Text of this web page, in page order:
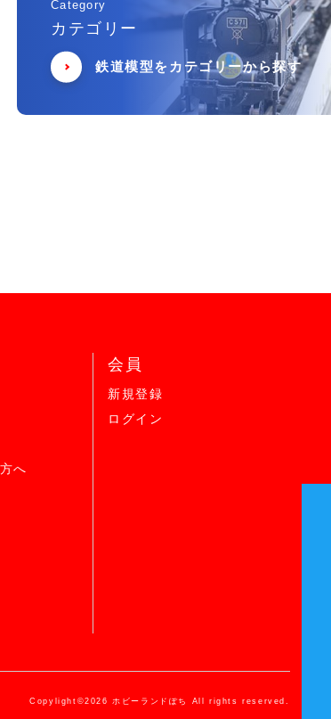
Category
カテゴリー
鉄道模型をカテゴリーから探す
へ
会員
新規登録
ログイン
Copylight©2026 ホビーランドぽち All rights reserved.